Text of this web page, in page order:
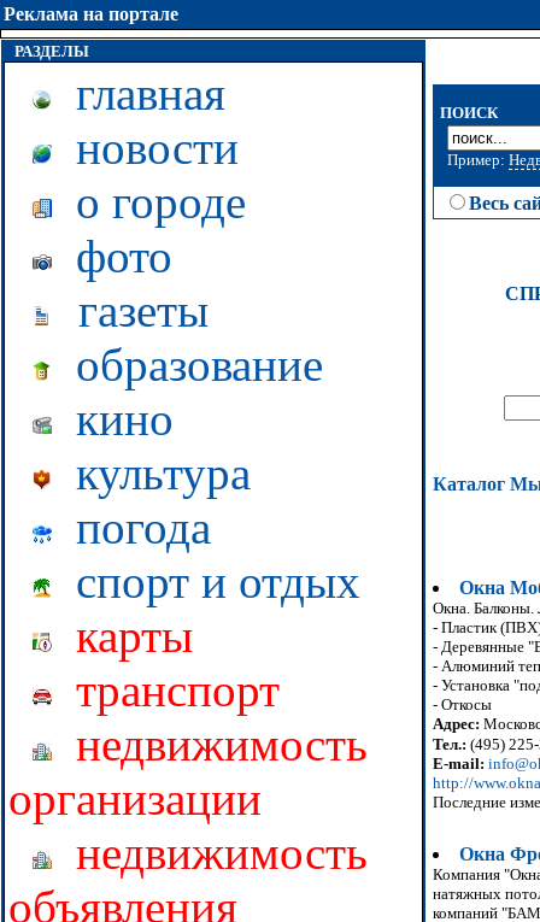
Реклама на портале
РАЗДЕЛЫ
главная
новости
о городе
фото
газеты
образование
кино
культура
погода
спорт и отдых
карты
транспорт
недвижимость
организации
недвижимость
объявления
ПОИСК
Пример:
Весь
Каталог
Окна
Окна.
- Пластик
- Деревянные
- Алюминий
- Установка
- Откосы
Адрес:
Тел.: (495)
E-mail:
http://
Последние
Окна
Компания
натяжных
компаний